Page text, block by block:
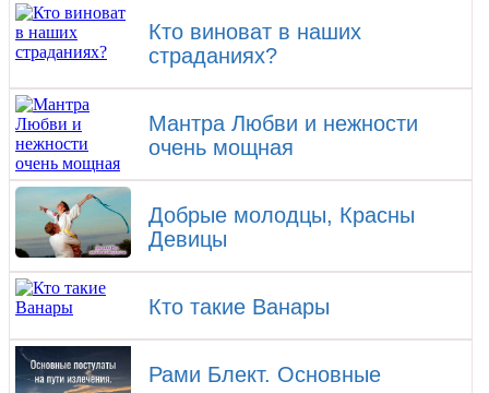
​Кто виноват в наших
страданиях?
Мантра Любви и нежности
очень мощная
Добрые молодцы, Красны
Девицы
Кто такие Ванары
Рами Блект. Основные